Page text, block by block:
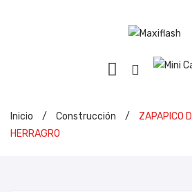
Inicio / Construcción /
ZAPAPICO
HERRAGRO